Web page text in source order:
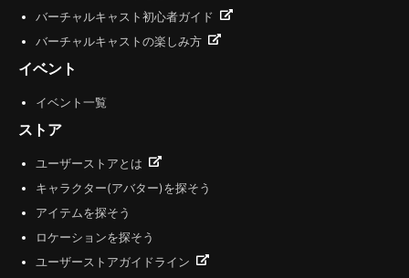
バーチャルキャスト初心者ガイド
バーチャルキャストの楽しみ方
イベント
イベント一覧
ストア
ユーザーストアとは
キャラクター(アバター)を探そう
アイテムを探そう
ロケーションを探そう
ユーザーストアガイドライン